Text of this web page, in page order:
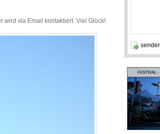
wird via Email kontaktiert. Viel Glück!